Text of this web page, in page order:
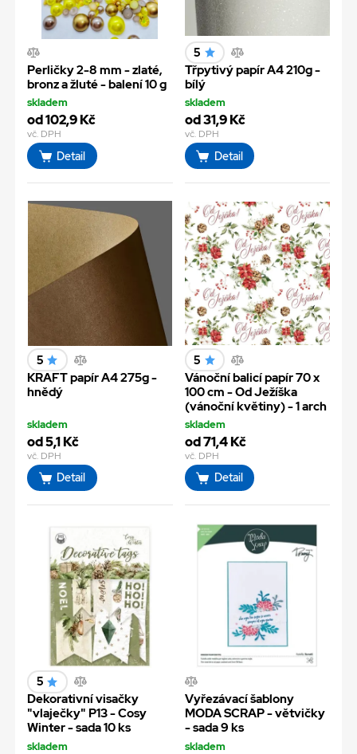
Perličky 2-8 mm - zlaté,
bronz a žluté - balení 10 g
skladem
od 102,9 Kč
vč. DPH
Detail
5
Třpytivý papír A4 210g -
bílý
skladem
od 31,9 Kč
vč. DPH
Detail
5
KRAFT papír A4 275g -
hnědý
skladem
od 5,1 Kč
vč. DPH
Detail
5
Vánoční balicí papír 70 x
100 cm - Od Ježíška
(vánoční květiny) - 1 arch
skladem
od 71,4 Kč
vč. DPH
Detail
5
Dekorativní visačky
"vlaječky" P13 - Cosy
Winter - sada 10 ks
skladem
Vyřezávací šablony
MODA SCRAP - větvičky
- sada 9 ks
skladem